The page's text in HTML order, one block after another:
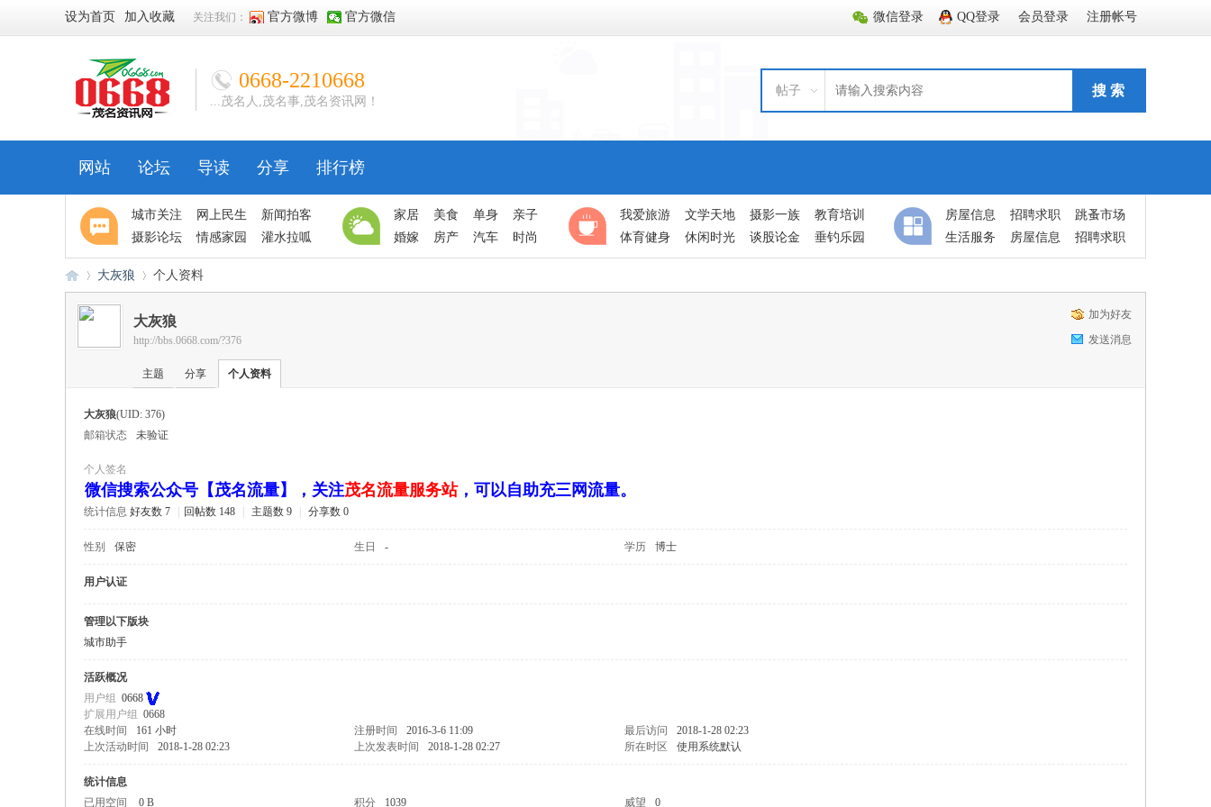
微信登录 QQ登录 会员登录 注册帐号
设为首页 加入收藏 关注我们： 官方微博 官方微信
0668-2210668
...茂名人,茂名事,茂名资讯网！
帖子 搜 索
网站 论坛 导读 分享 排行榜
城市关注 网上民生
新闻拍客
摄影论坛
情感家园 灌水拉呱
家居 美食 单身
亲子
婚嫁
房产 汽车 时尚
我爱旅游 文学天地 摄影一族
教育培训
体育健身
休闲时光 谈股论金 垂钓乐园
房屋信息 招聘求职
跳蚤市场
生活服务
房屋信息 招聘求职
›
大灰狼 个人资料
加为好友
发送消息
大灰狼
http://bbs.0668.com/?376
主题 分享 个人资料
大灰狼(UID: 376)
邮箱状态
未验证
个人签名
微信搜索公众号【茂名流量】，关注茂名流量服务站，可以自助充三网流量。
统计信息 好友数 7 回帖数 148 主题数 9 分享数 0
性别 保密 生日 - 学历 博士
用户认证
管理以下版块
城市助手
活跃概况
用户组 0668
扩展用户组 0668
在线时间
161 小时 注册时间 2016-3-6 11:09 最后访问
2018-1-28 02:23
上次活动时间
2018-1-28 02:23 上次发表时间 2018-1-28 02:27 所在时区 使用系统默认
统计信息
已用空间
0 B 积分 1039 威望 0